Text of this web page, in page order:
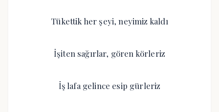
Tükettik her şeyi, neyimiz kaldı
İşiten sağırlar, gören körleriz
İş lafa gelince esip gürleriz